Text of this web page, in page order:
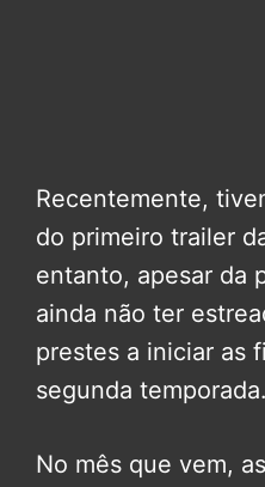
Recentemente,
do primeiro trailer
entanto, apesar da
ainda não ter
prestes a iniciar as
segunda temporada.
No mês que vem,